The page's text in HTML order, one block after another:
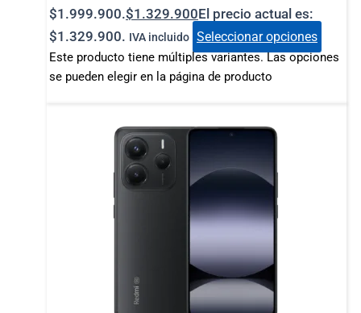
$1.999.900.$1.329.900El precio actual es:
$1.329.900. IVA incluido Seleccionar opciones
Este producto tiene múltiples variantes. Las opciones
se pueden elegir en la página de producto